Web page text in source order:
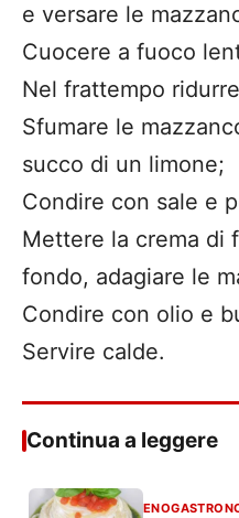
e versare le
Cuocere a fuoco
Nel frattempo
Sfumare le
succo di un limone;
Condire con sale e
Mettere la crema di
fondo, adagiare le
Condire con olio e
Servire calde.
Continua a leggere